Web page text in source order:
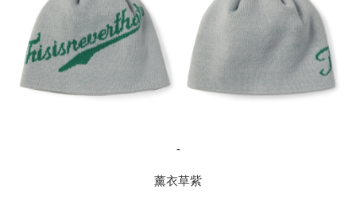
-
薰衣草紫